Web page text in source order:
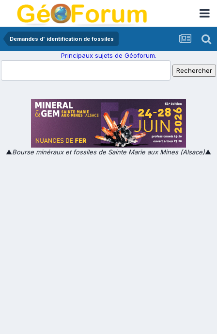
Demandes d' identification de fossiles
Principaux sujets de Géoforum.
▲Bourse minéraux et fossiles de Sainte Marie aux Mines (Alsace)▲